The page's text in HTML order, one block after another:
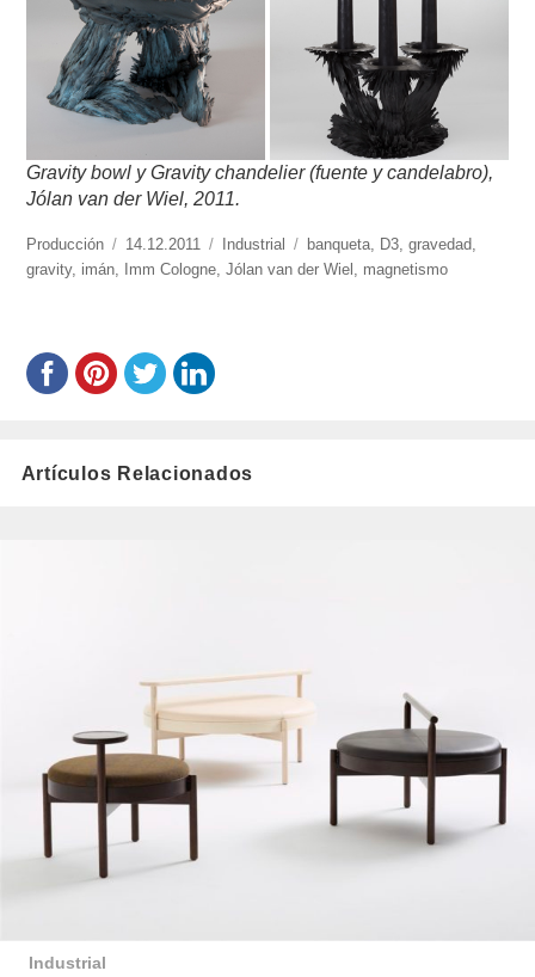
Gravity bowl y Gravity chandelier (fuente y candelabro),
Jólan van der Wiel, 2011.
https://www.experimenta.es/author/produccion/
Producción
Publicado
el
14.12.2011 Categorías
Industrial Etiquetas
banqueta, D3,gravedad,
gravity, imán, Imm Cologne,Jólan van der Wiel , magnetismo
Artículos Relacionados
Industrial